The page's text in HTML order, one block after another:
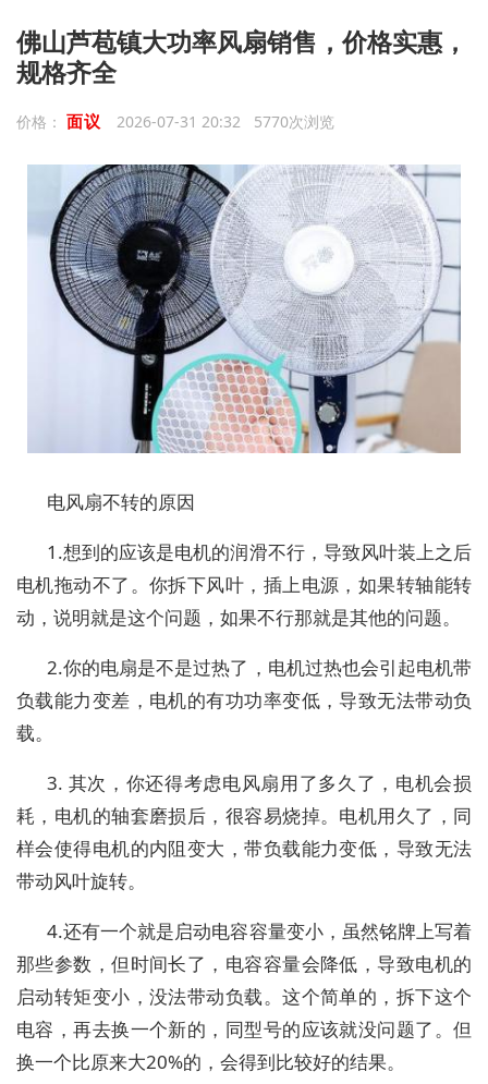
佛山芦苞镇大功率风扇销售，价格实惠，
规格齐全
价格： 面议 2026-07-31 20:32 5770次浏览
电风扇不转的原因
1.想到的应该是电机的润滑不行，导致风叶装上之后
电机拖动不了。你拆下风叶，插上电源，如果转轴能转
动，说明就是这个问题，如果不行那就是其他的问题。
2.你的电扇是不是过热了，电机过热也会引起电机带
负载能力变差，电机的有功功率变低，导致无法带动负
载。
3. 其次，你还得考虑电风扇用了多久了，电机会损
耗，电机的轴套磨损后，很容易烧掉。电机用久了，同
样会使得电机的内阻变大，带负载能力变低，导致无法
带动风叶旋转。
4.还有一个就是启动电容容量变小，虽然铭牌上写着
那些参数，但时间长了，电容容量会降低，导致电机的
启动转矩变小，没法带动负载。这个简单的，拆下这个
电容，再去换一个新的，同型号的应该就没问题了。但
换一个比原来大20%的，会得到比较好的结果。